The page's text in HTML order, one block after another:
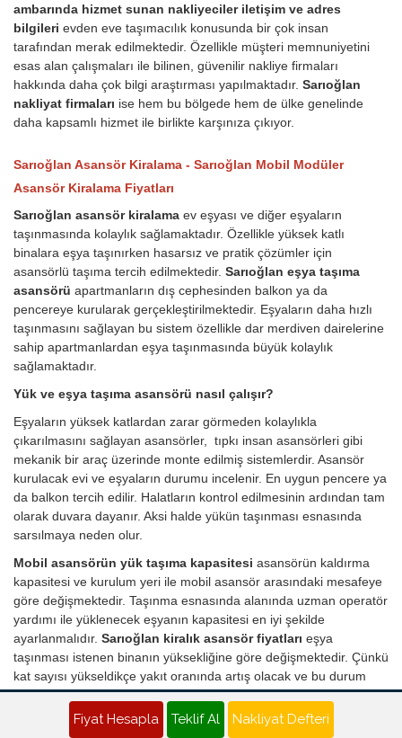
ambarında hizmet sunan nakliyeciler iletişim ve adres
bilgileri evden eve taşımacılık konusunda bir çok insan
tarafından merak edilmektedir. Özellikle müşteri memnuniyetini
esas alan çalışmaları ile bilinen, güvenilir nakliye firmaları
hakkında daha çok bilgi araştırması yapılmaktadır. Sarıoğlan
nakliyat firmaları ise hem bu bölgede hem de ülke genelinde
daha kapsamlı hizmet ile birlikte karşınıza çıkıyor.
Sarıoğlan Asansör Kiralama - Sarıoğlan Mobil Modüler
Asansör Kiralama Fiyatları
Sarıoğlan asansör kiralama ev eşyası ve diğer eşyaların
taşınmasında kolaylık sağlamaktadır. Özellikle yüksek katlı
binalara eşya taşınırken hasarsız ve pratik çözümler için
asansörlü taşıma tercih edilmektedir. Sarıoğlan eşya taşıma
asansörü apartmanların dış cephesinden balkon ya da
pencereye kurularak gerçekleştirilmektedir. Eşyaların daha hızlı
taşınmasını sağlayan bu sistem özellikle dar merdiven dairelerine
sahip apartmanlardan eşya taşınmasında büyük kolaylık
sağlamaktadır.
Yük ve eşya taşıma asansörü nasıl çalışır?
Eşyaların yüksek katlardan zarar görmeden kolaylıkla
çıkarılmasını sağlayan asansörler, tıpkı insan asansörleri gibi
mekanik bir araç üzerinde monte edilmiş sistemlerdir. Asansör
kurulacak evi ve eşyaların durumu incelenir. En uygun pencere ya
da balkon tercih edilir. Halatların kontrol edilmesinin ardından tam
olarak duvara dayanır. Aksi halde yükün taşınması esnasında
sarsılmaya neden olur.
Mobil asansörün yük taşıma kapasitesi asansörün kaldırma
kapasitesi ve kurulum yeri ile mobil asansör arasındaki mesafeye
göre değişmektedir. Taşınma esnasında alanında uzman operatör
yardımı ile yüklenecek eşyanın kapasitesi en iyi şekilde
ayarlanmalıdır. Sarıoğlan kiralık asansör fiyatları eşya
taşınması istenen binanın yüksekliğine göre değişmektedir. Çünkü
kat sayısı yükseldikçe yakıt oranında artış olacak ve bu durum
fiyatlara yansıyacaktır. Her türlü malzemenin taşınmasında en
etkili ve pratik çözümü sunan asansör kiralama ile artık nakliye
süreci stressiz ve sorunsuz şekilde giderilmektedir.
Fiyat Hesapla Teklif Al Nakliyat Defteri